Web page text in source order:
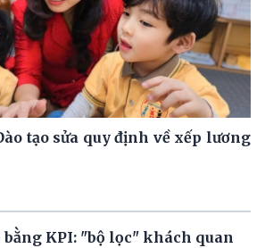
tạo sửa quy định về xếp lương
KPI: "bộ lọc" khách quan